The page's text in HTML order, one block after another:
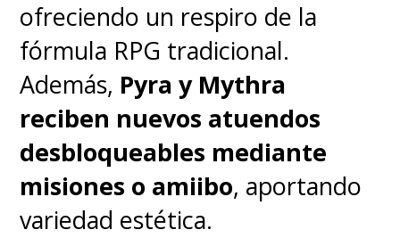
confundir al usuario
haciéndolo creer que cuenta
con el último chip de
Qualcomm. Y lo digo porque
algunos influencers,
principalmente de México,
esparcieron ese comentario en
ofreciendo un respiro de la
fórmula RPG tradicional.
Además, Pyra y Mythra
reciben nuevos atuendos
desbloqueables mediante
misiones o amiibo, aportando
variedad estética.